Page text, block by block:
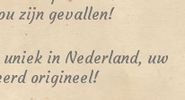
zijn gevallen!
in Nederland, uw
origineel!